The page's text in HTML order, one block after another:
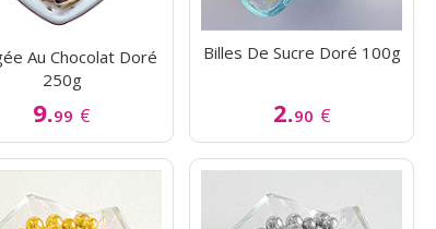
Au Chocolat Doré
250g
9.99 €
Billes De Sucre Doré 100g
2.90 €